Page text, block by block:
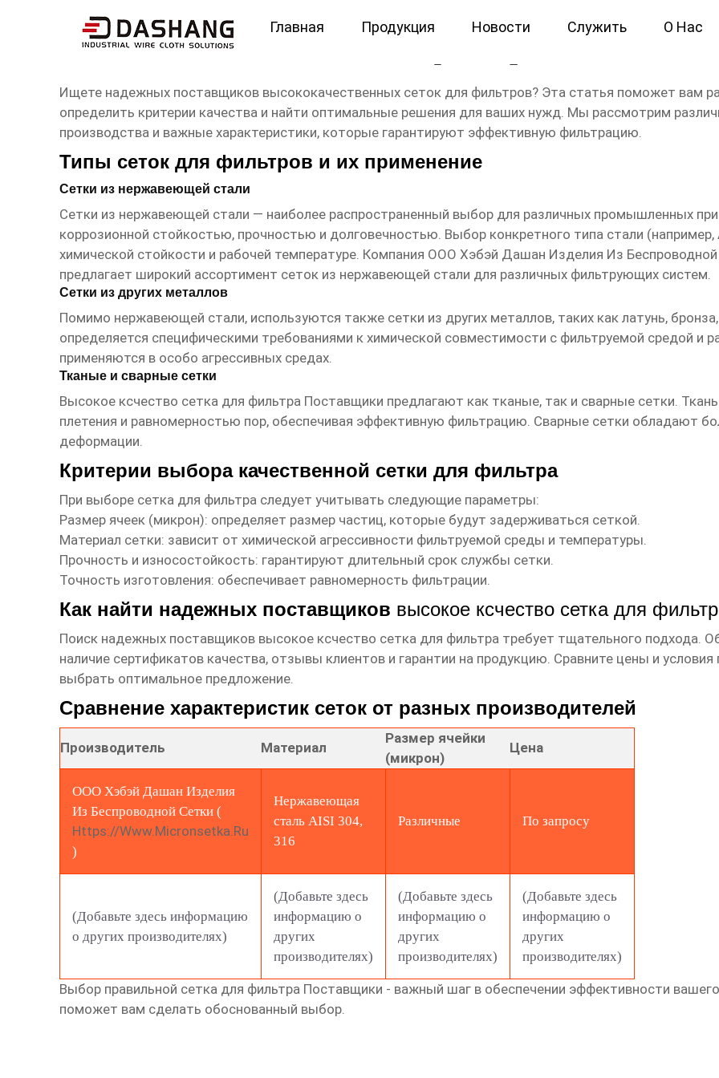
Главная Продукция Новости Служить О Нас
высокое ксчество сетка для фильтра Поставщики
Ищете надежных поставщиков высококачественных сеток для фильтров? Эта статья поможет вам
определить критерии качества и найти оптимальные решения для ваших нужд. Мы рассмотрим
производства и важные характеристики, которые гарантируют эффективную фильтрацию.
Типы сеток для фильтров и их применение
Сетки из нержавеющей стали
Сетки из нержавеющей стали — наиболее распространенный выбор для различных промышленных
коррозионной стойкостью, прочностью и долговечностью. Выбор конкретного типа стали
химической стойкости и рабочей температуре. Компания ООО Хэбэй Дашан Изделия Из
предлагает широкий ассортимент сеток из нержавеющей стали для различных фильтрующих систем.
Сетки из других металлов
Помимо нержавеющей стали, используются также сетки из других металлов, таких как латунь,
определяется специфическими требованиями к химической совместимости с фильтруемой средой и
применяются в особо агрессивных средах.
Тканые и сварные сетки
Высокое ксчество сетка для фильтра Поставщики предлагают как тканые, так и сварные сетки.
плетения и равномерностью пор, обеспечивая эффективную фильтрацию. Сварные сетки обладают
деформации.
Критерии выбора качественной сетки для фильтра
При выборе сетка для фильтраследует учитывать следующие параметры:
Размер ячеек (микрон): определяет размер частиц, которые будут задерживаться сеткой.
Материал сетки: зависит от химической агрессивности фильтруемой среды и температуры.
Прочность и износостойкость: гарантируют длительный срок службы сетки.
Точность изготовления: обеспечивает равномерность фильтрации.
Как найти надежных поставщиков высокое ксчество сетка для
Поиск надежных поставщиков высокое ксчество сетка для фильтратребует тщательного подхода.
наличие сертификатов качества, отзывы клиентов и гарантии на продукцию. Сравните цены и
выбрать оптимальное предложение.
Сравнение характеристик сеток от разных производителей
Производитель Материал
Размер ячейки
(микрон)
Цена
ООО Хэбэй Дашан Изделия
Из Беспроводной Сетки (
Https://www.micronsetka.ru
)
Нержавеющая
сталь AISI 304,
316
Различные По запросу
(Добавьте здесь информацию
о других производителях)
(Добавьте здесь
информацию о
других
производителях)
(Добавьте здесь
информацию о
других
производителях)
(Добавьте здесь
информацию о
других
производителях)
Выбор правильной сетка для фильтра Поставщики - важный шаг в обеспечении эффективности
поможет вам сделать обоснованный выбор.